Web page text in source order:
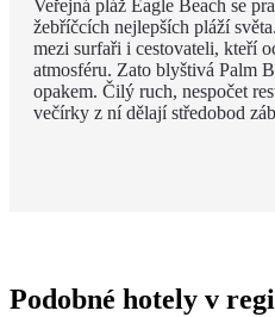
Veřejná pláž Eagle Beach se
žebříčcích nejlepších pláží
mezi surfaři i cestovateli, kteří
atmosféru. Zato blyštivá Palm
opakem. Čilý ruch, nespočet
večírky z ní dělají středobod
Podobné hotely v